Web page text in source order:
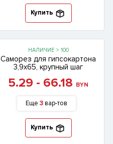
Купить
НАЛИЧИЕ > 100
Саморез для гипсокартона
3,9х65, крупный шаг
5.29 - 66.18 BYN
Еще 3вар-тов
Купить